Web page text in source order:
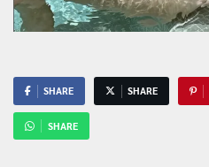
SHARE SHARE
SHARE